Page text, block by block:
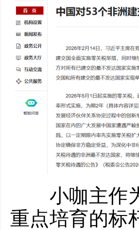
小咖主作为
重点培育的标